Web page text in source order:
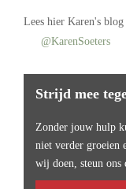
Lees hier Karen's blog
@KarenSoeters
Strijd mee
Zonder jouw hulp
niet verder groeien
wij doen, steun ons